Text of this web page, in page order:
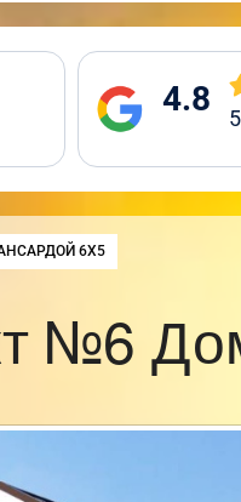
4.8
6Х5
№6